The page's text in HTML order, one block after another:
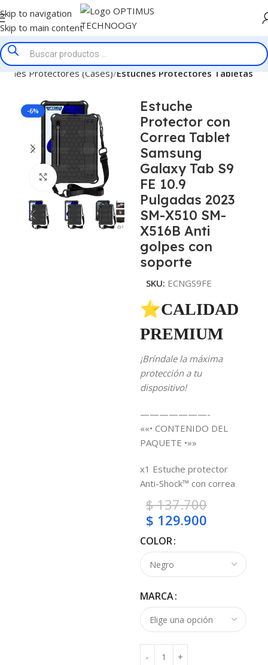
Skip to navigation
Skip to main content
Protectores (Cases) Estuches Protectores Tabletas
-6%
Click to enlarge
Estuche
Protector con
Correa Tablet
Samsung
Galaxy Tab S9
FE 10.9
Pulgadas 2023
SM-X510 SM-
X516B Anti
golpes con
soporte
SKU: ECNGS9FE
⭐CALIDAD
PREMIUM
¡Bríndale la máxima
protección a tu
dispositivo!
———————-
««• CONTENIDO DEL
PAQUETE •»»
x1 Estuche protector
Anti-Shock™ con correa
$137.700
$ 129.900
COLOR
MARCA